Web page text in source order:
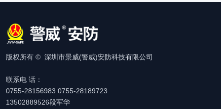
版权所有 © 深圳市景威(警威)安防科技有限公司
联系电 话：
0755-28156983 0755-28189723
13502889526段军华